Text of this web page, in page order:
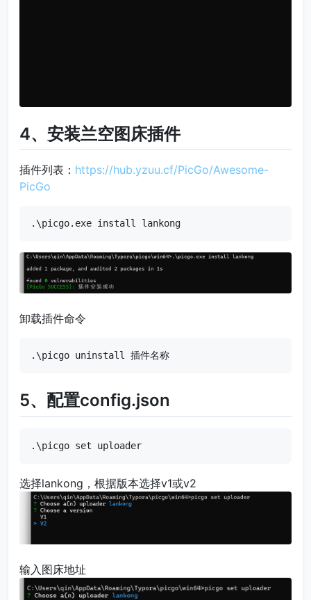
4、安装兰空图床插件
插件列表： https://hub.yzuu.cf/PicGo/Awesome-
PicGo
.\picgo.exe install lankong
卸载插件命令
.\picgo uninstall 插件名称
5、配置config.json
.\picgo set uploader
选择lankong，根据版本选择v1或v2
输入图床地址